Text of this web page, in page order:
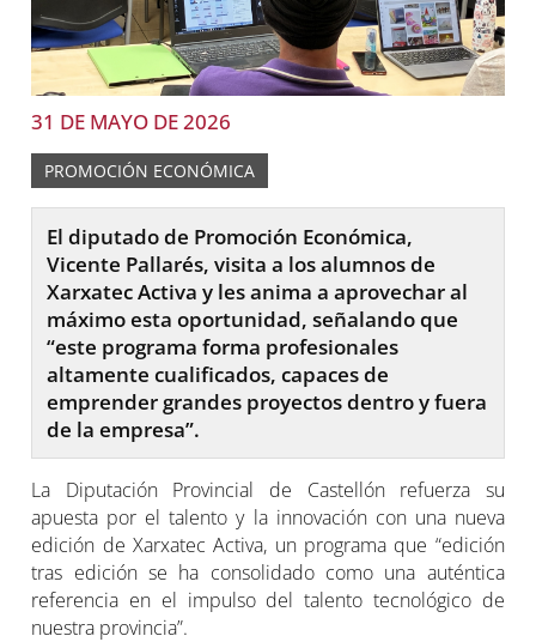
31 DE MAYO DE 2026
PROMOCIÓN ECONÓMICA
El diputado de Promoción Económica,
Vicente Pallarés, visita a los alumnos de
Xarxatec Activa y les anima a aprovechar al
máximo esta oportunidad, señalando que
“este programa forma profesionales
altamente cualificados, capaces de
emprender grandes proyectos dentro y fuera
de la empresa”.
La Diputación Provincial de Castellón refuerza su
apuesta por el talento y la innovación con una nueva
edición de Xarxatec Activa, un programa que “edición
tras edición se ha consolidado como una auténtica
referencia en el impulso del talento tecnológico de
nuestra provincia”.